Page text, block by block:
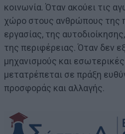
κοινωνία. Όταν ακούει τις
χώρο στους ανθρώπους της
εργασίας, της
της περιφέρειας. Όταν δεν
μηχανισμούς και
μετατρέπεται σε πράξη
προσφοράς και αλλαγής.